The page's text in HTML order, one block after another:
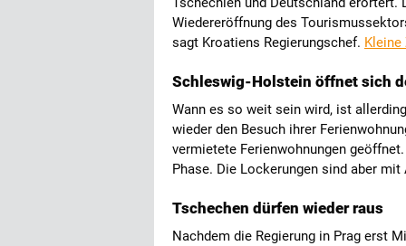
Wiedereröffnung des
sagt Kroatiens Regierungschef. Kleine
Schleswig-Holstein öffnet sich
Wann es so weit sein wird, ist
wieder den Besuch ihrer
vermietete Ferienwohnungen
Phase. Die Lockerungen sind aber
Tschechen dürfen wieder raus
Nachdem die Regierung in Prag erst